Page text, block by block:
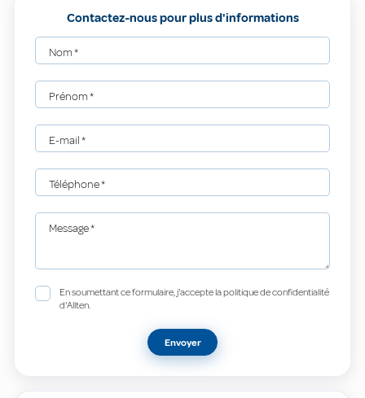
Contactez-nous pour plus d'informations
Nom*
Prénom*
E-mail*
Téléphone*
Message*
En soumettant ce formulaire, j'accepte la politique de confidentialité
d'Allten.
Envoyer